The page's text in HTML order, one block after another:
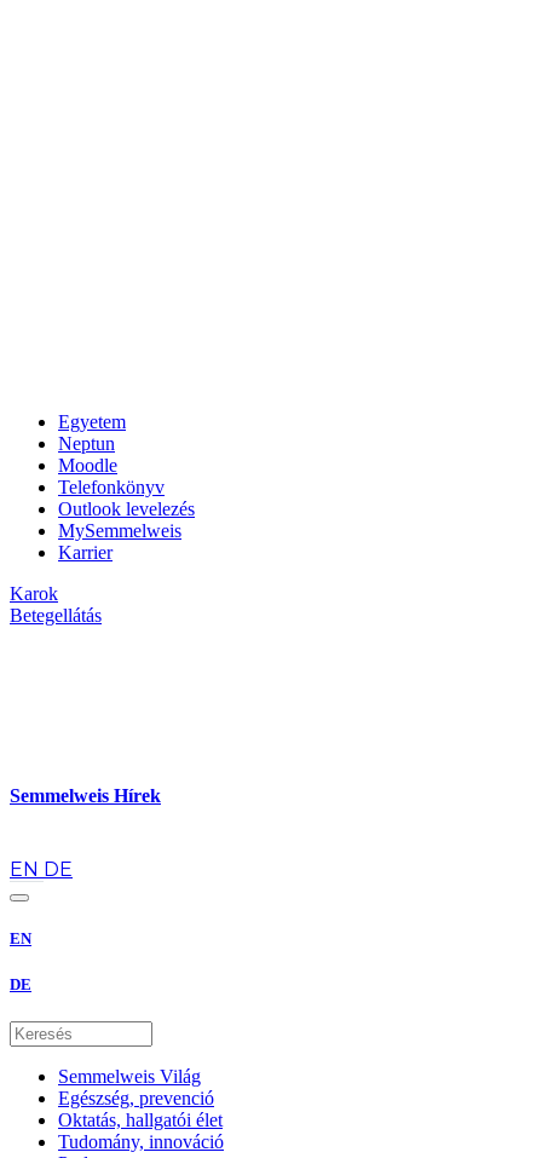
Egyetem
Neptun
Moodle
Telefonkönyv
Outlook levelezés
MySemmelweis
Karrier
Karok
Betegellátás
Semmelweis Hírek
EN DE
EN
DE
Semmelweis Világ
Egészség, prevenció
Oktatás, hallgatói élet
Tudomány, innováció